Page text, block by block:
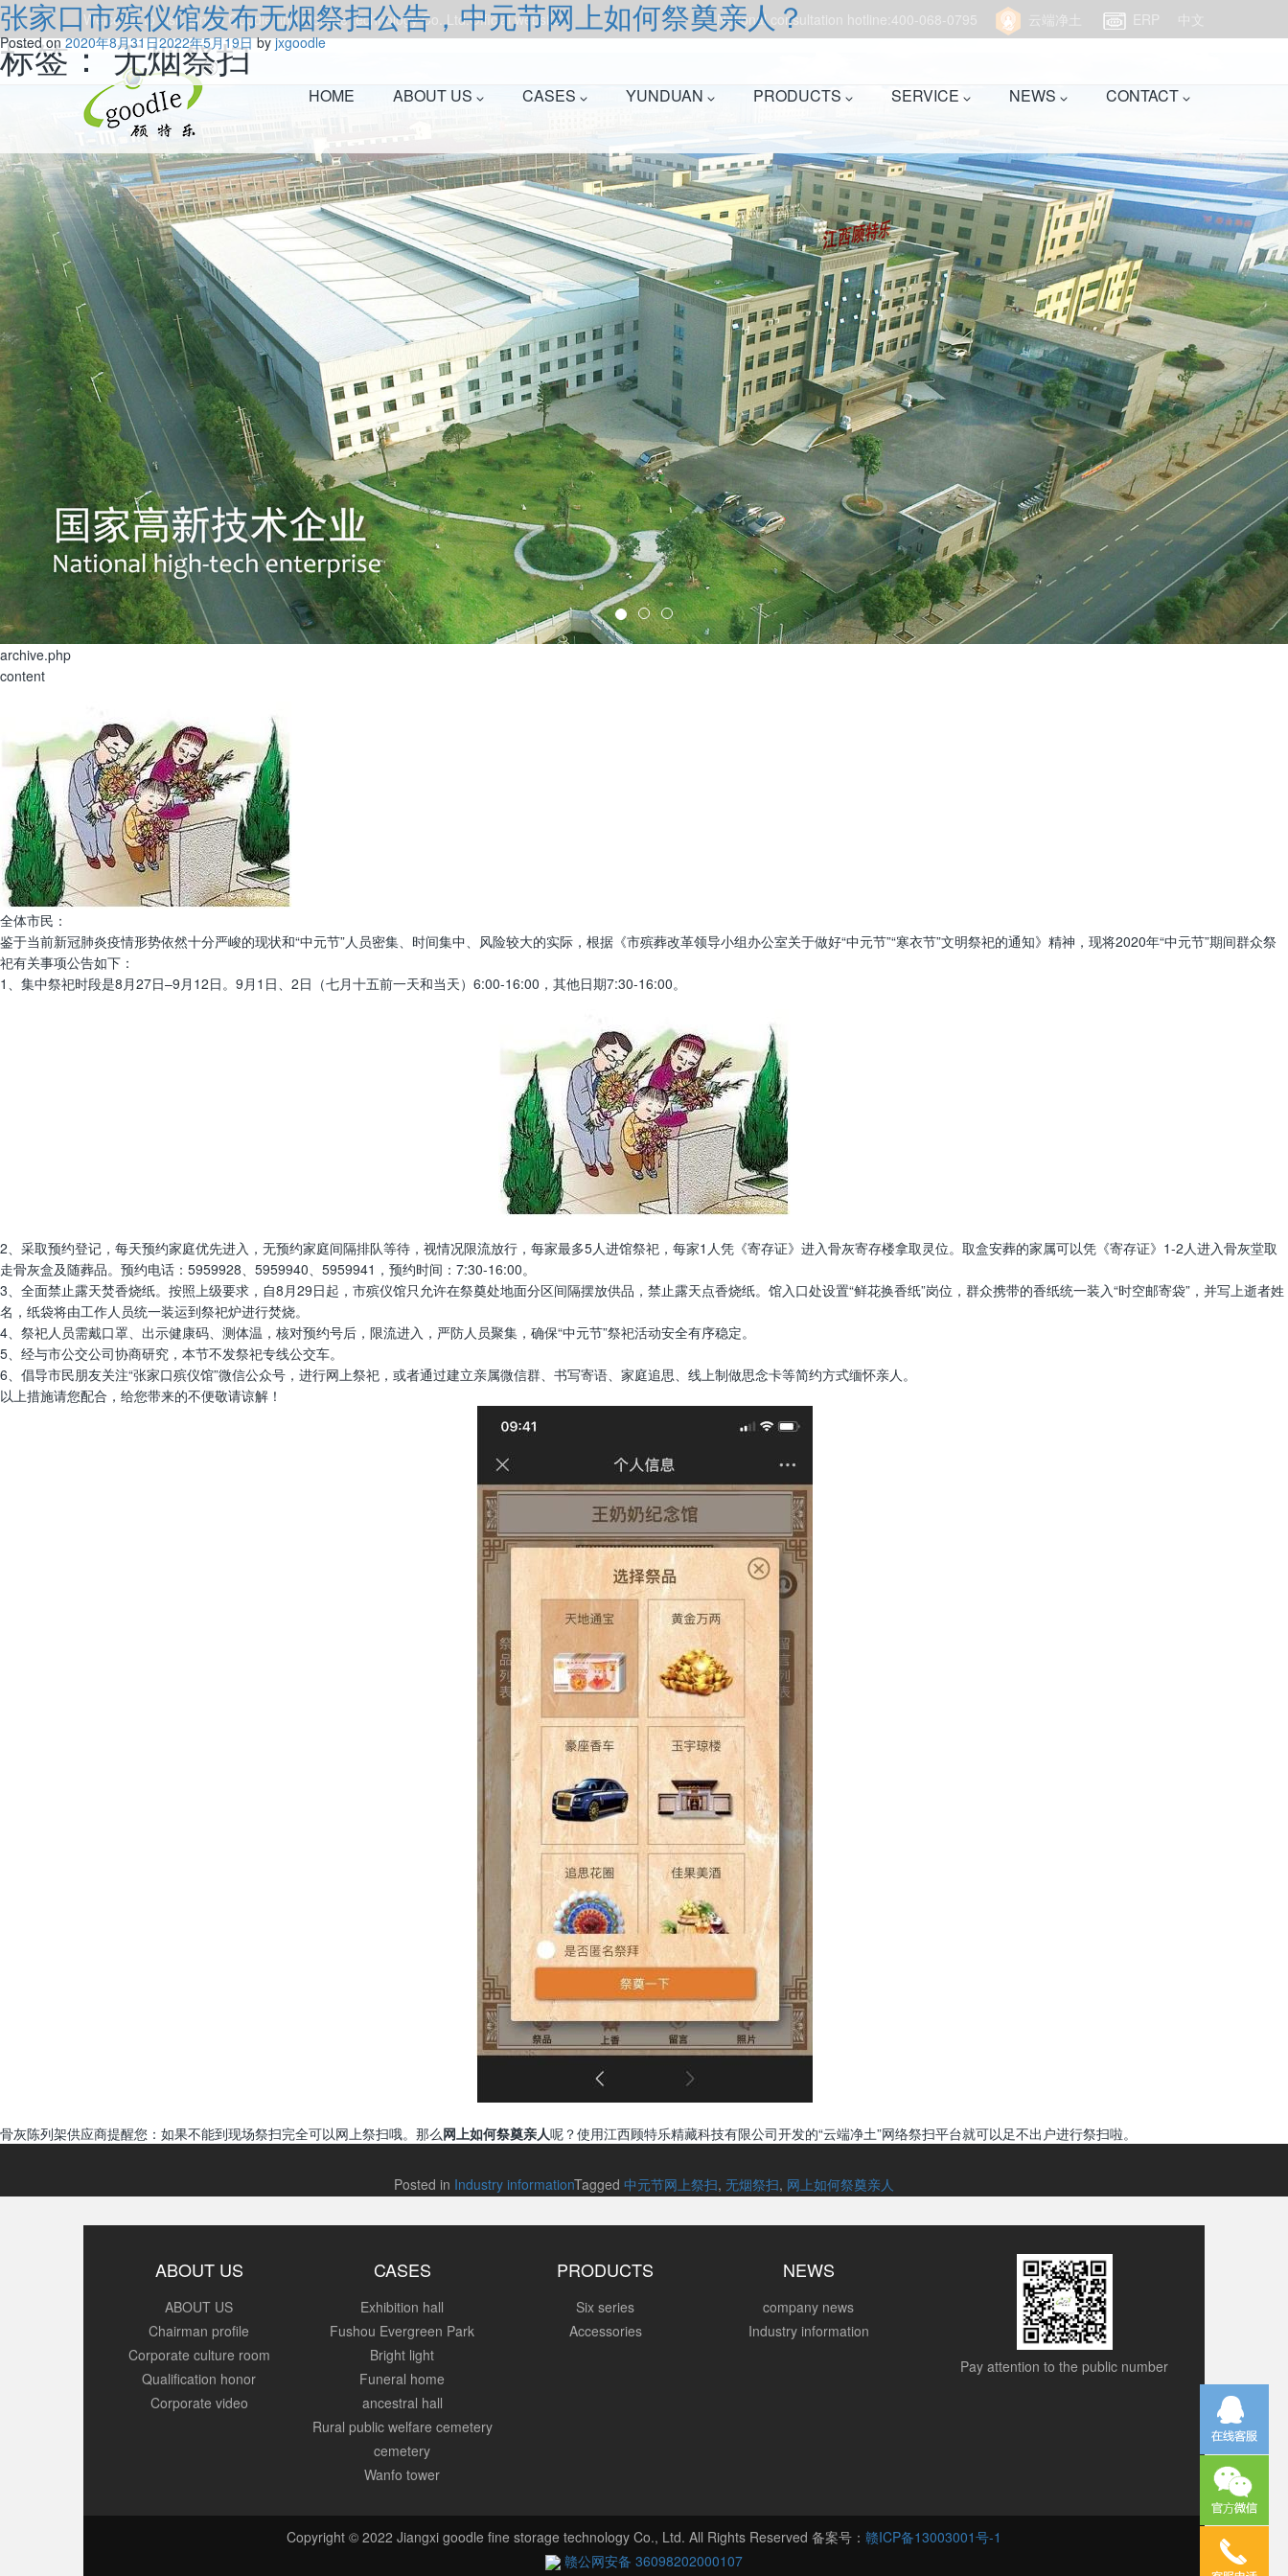
Welcome to visitJiangxi Goodle fine storage technology Co.,Ltd.Official website! National consultation hotline:400-068-0795 云端净土 ERP 中文
HOME ABOUT US CASES YUNDUAN PRODUCTS SERVICE NEWS CONTACT
archive.php
标签：无烟祭扫
content
张家口市殡仪馆发布无烟祭扫公告，中元节网上如何祭奠亲人？
Posted on2020年8月31日2022年5月19日byjxgoodle
全体市民：
鉴于当前新冠肺炎疫情形势依然十分严峻的现状和“中元节”人员密集、时间集中、风险较大的实际，根据《市殡葬改革领导小组办公室关于做好“中元节”“寒衣节”文明祭祀的通知》精神，现将2020年“中元节”期间群众祭
祀有关事项公告如下：
1、集中祭祀时段是8月27日–9月12日。9月1日、2日（七月十五前一天和当天）6:00-16:00，其他日期7:30-16:00。
2、采取预约登记，每天预约家庭优先进入，无预约家庭间隔排队等待，视情况限流放行，每家最多5人进馆祭祀，每家1人凭《寄存证》进入骨灰寄存楼拿取灵位。取盒安葬的家属可以凭《寄存证》1-2人进入骨灰堂取
走骨灰盒及随葬品。预约电话：5959928、5959940、5959941，预约时间：7:30-16:00。
3、全面禁止露天焚香烧纸。按照上级要求，自8月29日起，市殡仪馆只允许在祭奠处地面分区间隔摆放供品，禁止露天点香烧纸。馆入口处设置“鲜花换香纸”岗位，群众携带的香纸统一装入“时空邮寄袋”，并写上逝者姓
名，纸袋将由工作人员统一装运到祭祀炉进行焚烧。
4、祭祀人员需戴口罩、出示健康码、测体温，核对预约号后，限流进入，严防人员聚集，确保“中元节”祭祀活动安全有序稳定。
5、经与市公交公司协商研究，本节不发祭祀专线公交车。
6、倡导市民朋友关注“张家口殡仪馆”微信公众号，进行网上祭祀，或者通过建立亲属微信群、书写寄语、家庭追思、线上制做思念卡等简约方式缅怀亲人。
以上措施请您配合，给您带来的不便敬请谅解！
骨灰陈列架供应商提醒您：如果不能到现场祭扫完全可以网上祭扫哦。那么网上如何祭奠亲人呢？使用江西顾特乐精藏科技有限公司开发的“云端净土”网络祭扫平台就可以足不出户进行祭扫啦。
Posted in Industry informationTagged 中元节网上祭扫, 无烟祭扫, 网上如何祭奠亲人
ABOUT US
ABOUT US
Chairman profile
Corporate culture room
Qualification honor
Corporate video
CASES
Exhibition hall
Fushou Evergreen Park
Bright light
Funeral home
ancestral hall
Rural public welfare cemetery
cemetery
Wanfo tower
PRODUCTS
Six series
Accessories
NEWS
company news
Industry information
Pay attention to the public number
Copyright © 2022 Jiangxi goodle fine storage technology Co., Ltd. All Rights Reserved 备案号： 赣ICP备13003001号-1
赣公网安备 36098202000107